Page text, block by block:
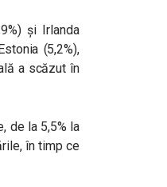
și Irlanda
(5,2%),
a scăzut în
de la 5,5% la
în timp ce